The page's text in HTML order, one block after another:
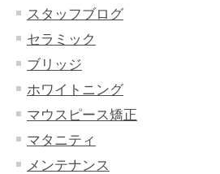
スタッフブログ
セラミック
ブリッジ
ホワイトニング
マウスピース矯正
マタニティ
メンテナンス